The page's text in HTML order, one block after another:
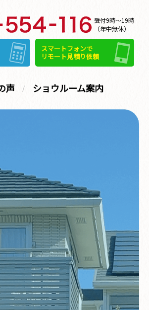
受付9時～19時
（年中無休）
スマートフォンで
リモート見積り依頼
声 ショウルーム案内